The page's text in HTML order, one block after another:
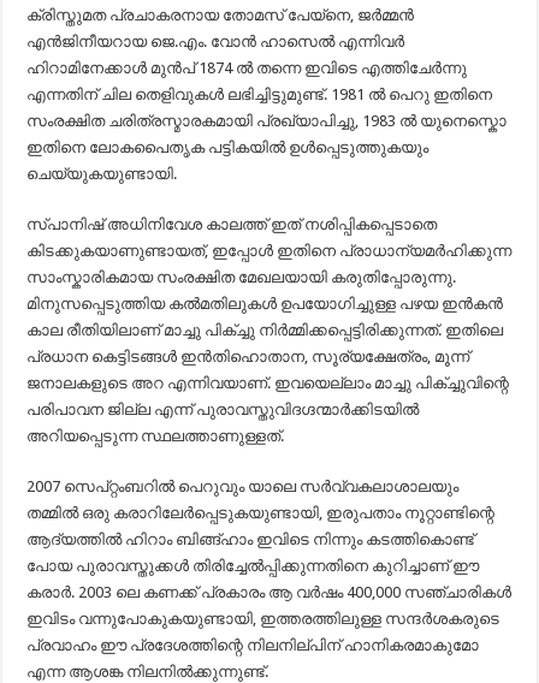
ക്രിസ്തുമത പ്രചാകരനായ തോമസ് പേയ്നെ, ജർമ്മൻ
എൻജിനീയറായ ജെ.എം. വോൻ ഹാസെൽ എന്നിവർ
ഹിറാമിനേക്കാൾ മുൻപ് 1874 ൽ തന്നെ ഇവിടെ എത്തിചേർന്നു
എന്നതിന്‌ ചില തെളിവുകൾ ലഭിച്ചിട്ടുമുണ്ട്. 1981 ൽ പെറു ഇതിനെ
സം‌രക്ഷിത ചരിത്രസ്മാരകമായി പ്രഖ്യാപിച്ചു, 1983 ൽ യുനെസ്കൊ
ഇതിനെ ലോകപൈതൃക പട്ടികയിൽ ഉൾപ്പെടുത്തുകയും
ചെയ്യുകയുണ്ടായി.
സ്പാനിഷ് അധിനിവേശ കാലത്ത് ഇത് നശിപ്പികപ്പെടാതെ
കിടക്കുകയാണുണ്ടായത്, ഇപ്പോൾ ഇതിനെ പ്രാധാന്യമർഹിക്കുന്ന
സാംസ്കാരികമായ സം‌രക്ഷിത മേഖലയായി കരുതിപ്പോരുന്നു.
മിനുസപ്പെടുത്തിയ കൽമതിലുകൾ ഉപയോഗിച്ചുള്ള പഴയ ഇൻകൻ
കാല രീതിയിലാണ്‌ മാച്ചു പിക്ച്ചു നിർമ്മിക്കപ്പെട്ടിരിക്കുന്നത്. ഇതിലെ
പ്രധാന കെട്ടിടങ്ങൾ ഇൻതിഹൊതാന, സൂര്യക്ഷേത്രം, മൂന്ന്
ജനാലകളുടെ അറ എന്നിവയാണ്‌. ഇവയെല്ലാം മാച്ചു പിക്ച്ചുവിന്റെ
പരിപാവന ജില്ല എന്ന് പുരാവസ്തുവിദഗ്ദന്മാർക്കിടയിൽ
അറിയപ്പെടുന്ന സ്ഥലത്താണുള്ളത്.
2007 സെപ്റ്റംബറിൽ പെറുവും യാലെ സർവ്വകലാശാലയും
തമ്മിൽ ഒരു കരാറിലേർപ്പെടുകയുണ്ടായി, ഇരുപതാം നൂറ്റാണ്ടിന്റെ
ആദ്യത്തിൽ ഹിറാം ബിങ്ങ്ഹാം ഇവിടെ നിന്നും കടത്തികൊണ്ട്
പോയ പുരാവസ്തുക്കൾ തിരിച്ചേൽപ്പിക്കുന്നതിനെ കുറിച്ചാണ്‌ ഈ
കരാർ. 2003 ലെ കണക്ക് പ്രകാരം ആ വർഷം 400,000 സഞ്ചാരികൾ
ഇവിടം വന്നുപോകുകയുണ്ടായി, ഇത്തരത്തിലുള്ള സന്ദർശകരുടെ
പ്രവാഹം ഈ പ്രദേശത്തിന്റെ നിലനില്പിന്‌ ഹാനികരമാകുമോ
എന്ന ആശങ്ക നിലനിൽക്കുന്നുണ്ട്.